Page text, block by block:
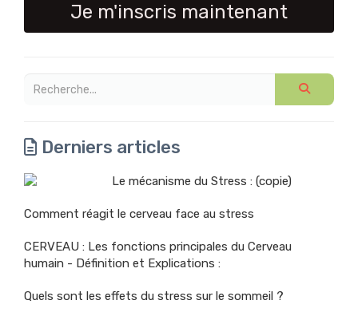
Je m'inscris maintenant
Derniers articles
Le mécanisme du Stress : (copie)
Comment réagit le cerveau face au stress
CERVEAU : Les fonctions principales du Cerveau
humain - Définition et Explications :
Quels sont les effets du stress sur le sommeil ?